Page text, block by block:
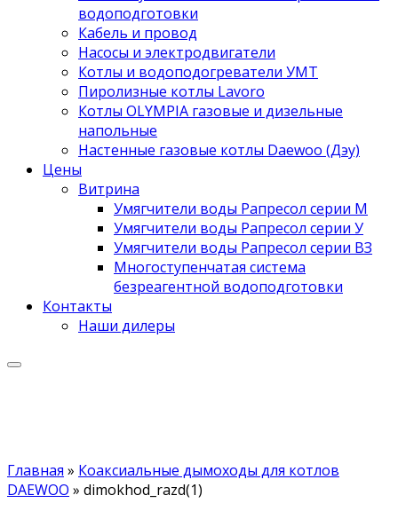
водоподготовки
Кабель и провод
Насосы и электродвигатели
Котлы и водоподогреватели УМТ
Пиролизные котлы Lavoro
Котлы OLYMPIA газовые и дизельные
напольные
Настенные газовые котлы Daewoo (Дэу)
Цены
Витрина
Умягчители воды Рапресол серии М
Умягчители воды Рапресол серии У
Умягчители воды Рапресол серии ВЗ
Многоступенчатая система
безреагентной водоподготовки
Контакты
Наши дилеры
Главная » Коаксиальные дымоходы для котлов
DAEWOO » dimokhod_razd(1)